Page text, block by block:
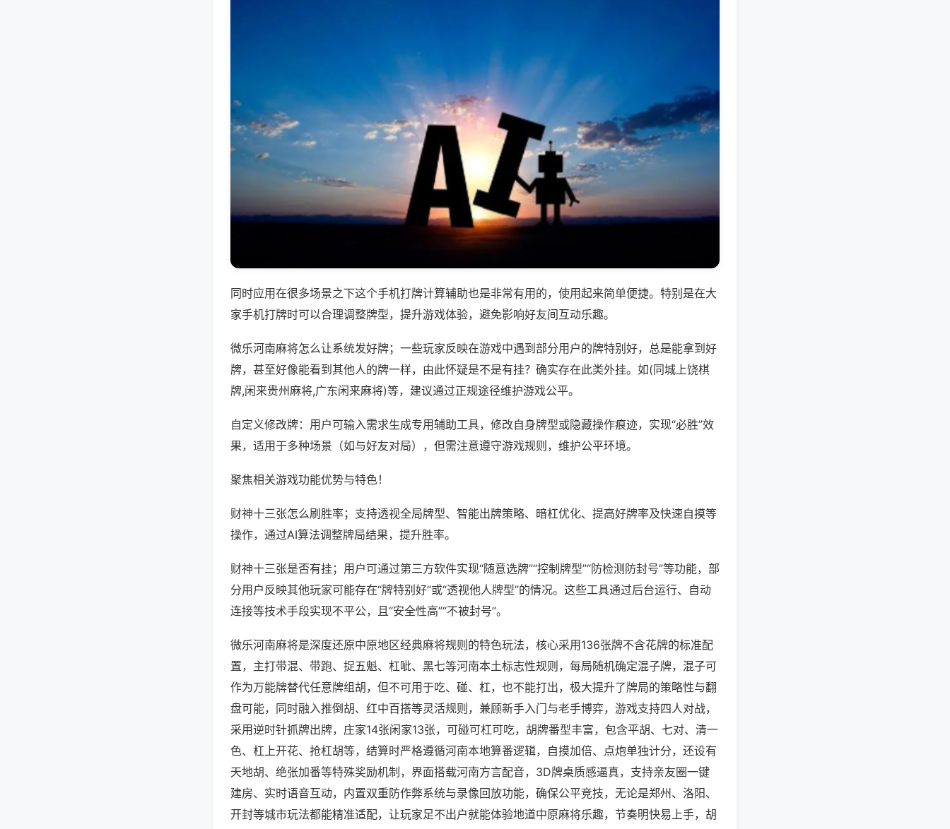
同时应用在很多场景之下这个手机打牌计算辅助也是非常有用的，使用起来简单便捷。特别是在大
家手机打牌时可以合理调整牌型，提升游戏体验，避免影响好友间互动乐趣。
微乐河南麻将怎么让系统发好牌；一些玩家反映在游戏中遇到部分用户的牌特别好，总是能拿到好
牌，甚至好像能看到其他人的牌一样，由此怀疑是不是有挂？确实存在此类外挂。如(同城上饶棋
牌,闲来贵州麻将,广东闲来麻将)等，建议通过正规途径维护游戏公平。
自定义修改牌：用户可输入需求生成专用辅助工具，修改自身牌型或隐藏操作痕迹，实现“必胜”效
果，适用于多种场景（如与好友对局），但需注意遵守游戏规则，维护公平环境。
聚焦相关游戏功能优势与特色！
财神十三张怎么刷胜率；支持透视全局牌型、智能出牌策略、暗杠优化、提高好牌率及快速自摸等
操作，通过AI算法调整牌局结果，提升胜率。
财神十三张是否有挂；用户可通过第三方软件实现“随意选牌”“控制牌型”“防检测防封号”等功能，部
分用户反映其他玩家可能存在“牌特别好”或“透视他人牌型”的情况。这些工具通过后台运行、自动
连接等技术手段实现不平公，且“安全性高”“不被封号”。
微乐河南麻将是深度还原中原地区经典麻将规则的特色玩法，核心采用136张牌不含花牌的标准配
置，主打带混、带跑、捉五魁、杠呲、黑七等河南本土标志性规则，每局随机确定混子牌，混子可
作为万能牌替代任意牌组胡，但不可用于吃、碰、杠，也不能打出，极大提升了牌局的策略性与翻
盘可能，同时融入推倒胡、红中百搭等灵活规则，兼顾新手入门与老手博弈，游戏支持四人对战，
采用逆时针抓牌出牌，庄家14张闲家13张，可碰可杠可吃，胡牌番型丰富，包含平胡、七对、清一
色、杠上开花、抢杠胡等，结算时严格遵循河南本地算番逻辑，自摸加倍、点炮单独计分，还设有
天地胡、绝张加番等特殊奖励机制，界面搭载河南方言配音，3D牌桌质感逼真，支持亲友圈一键
建房、实时语音互动，内置双重防作弊系统与录像回放功能，确保公平竞技，无论是郑州、洛阳、
开封等城市玩法都能精准适配，让玩家足不出户就能体验地道中原麻将乐趣，节奏明快易上手，胡